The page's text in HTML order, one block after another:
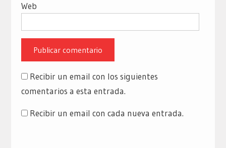
Web
Recibir un email con los siguientes
comentarios a esta entrada.
Recibir un email con cada nueva entrada.